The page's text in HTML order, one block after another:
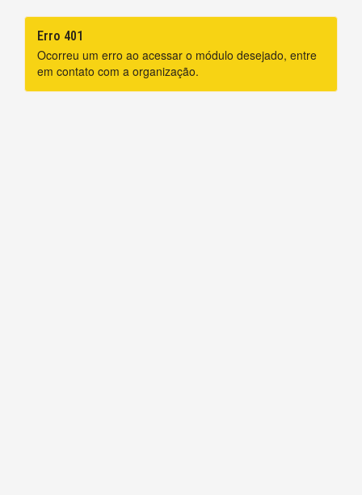
Erro 401
Ocorreu um erro ao acessar o módulo desejado, entre
em contato com a organização.